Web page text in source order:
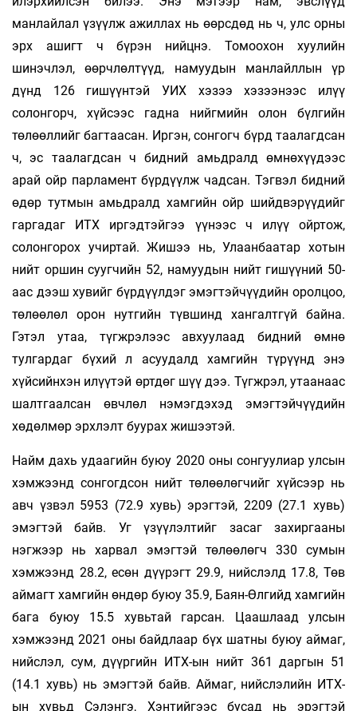
манлайлал үзүүлж ажиллах нь өөрсдөд нь ч, улс орны
эрх ашигт ч бүрэн нийцнэ. Томоохон хуулийн
шинэчлэл, өөрчлөлтүүд, намуудын манлайллын үр
дүнд 126 гишүүнтэй УИХ хэзээ хэзээнээс илүү
солонгорч, хүйсээс гадна нийгмийн олон бүлгийн
төлөөллийг багтаасан. Иргэн, сонгогч бүрд таалагдсан
ч, эс таалагдсан ч бидний амьдралд өмнөхүүдээс
арай ойр парламент бүрдүүлж чадсан. Тэгвэл бидний
өдөр тутмын амьдралд хамгийн ойр шийдвэрүүдийг
гаргадаг ИТХ иргэдтэйгээ үүнээс ч илүү ойртож,
солонгорох учиртай. Жишээ нь, Улаанбаатар хотын
нийт оршин суугчийн 52, намуудын нийт гишүүний 50-
аас дээш хувийг бүрдүүлдэг эмэгтэйчүүдийн оролцоо,
төлөөлөл орон нутгийн түвшинд хангалтгүй байна.
Гэтэл утаа, түгжрэлээс авхуулаад бидний өмнө
тулгардаг бүхий л асуудалд хамгийн түрүүнд энэ
хүйсийнхэн илүүтэй өртдөг шүү дээ. Түгжрэл, утаанаас
шалтгаалсан өвчлөл нэмэгдэхэд эмэгтэйчүүдийн
хөдөлмөр эрхлэлт буурах жишээтэй.
Найм дахь удаагийн буюу 2020 оны сонгуулиар улсын
хэмжээнд сонгогдсон нийт төлөөлөгчийг хүйсээр нь
авч үзвэл 5953 (72.9 хувь) эрэгтэй, 2209 (27.1 хувь)
эмэгтэй байв. Уг үзүүлэлтийг засаг захиргааны
нэгжээр нь харвал эмэгтэй төлөөлөгч 330 сумын
хэмжээнд 28.2, есөн дүүрэгт 29.9, нийслэлд 17.8, Төв
аймагт хамгийн өндөр буюу 35.9, Баян-Өлгийд хамгийн
бага буюу 15.5 хувьтай гарсан. Цаашлаад улсын
хэмжээнд 2021 оны байдлаар бүх шатны буюу аймаг,
нийслэл, сум, дүүргийн ИТХ-ын нийт 361 даргын 51
(14.1 хувь) нь эмэгтэй байв. Аймаг, нийслэлийн ИТХ-
ын хувьд Сэлэнгэ, Хэнтийгээс бусад нь эрэгтэй